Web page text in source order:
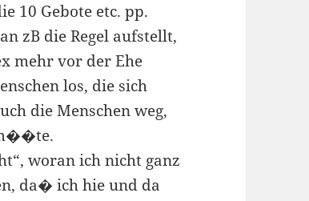
10 Gebote etc. pp.
zB die Regel aufstellt,
mehr vor der Ehe
los, die sich
die Menschen weg,
woran ich nicht ganz
da� ich hie und da